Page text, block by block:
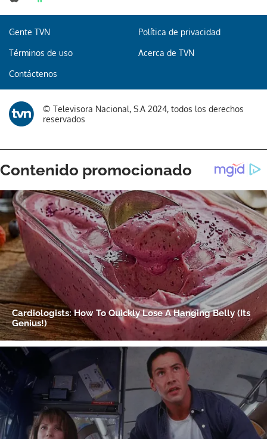
Gente TVN Política de privacidad
Términos de uso Acerca de TVN
Contáctenos
© Televisora Nacional, S.A 2024, todos los derechos
reservados